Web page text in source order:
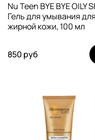
Nu Teen BYE BYE OILY
Гель для умывания для
жирной кожи, 100 мл
850 руб